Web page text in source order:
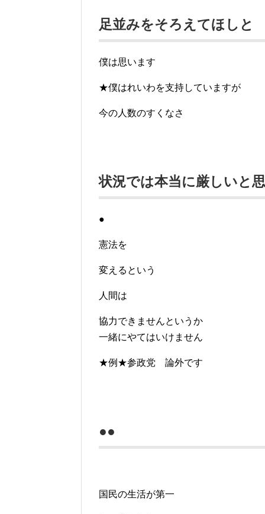
足並みをそろえてほしと
僕は思います
★僕はれいわを支持していますが
今の人数のすくなさ
状況では本当に厳しいと
●
憲法を
変えるという
人間は
協力できませんというか
一緒にやてはいけません
★例★参政党 論外です
●●
国民の生活が第一